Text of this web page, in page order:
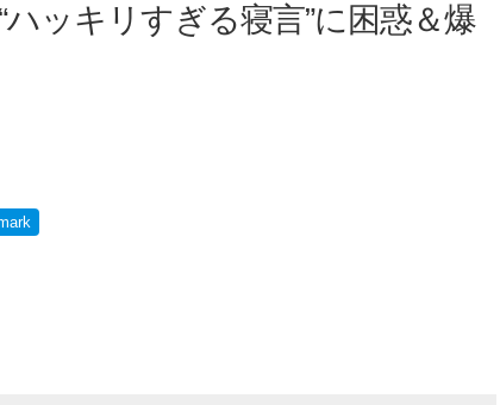
ッキリすぎる寝言”に困惑＆爆